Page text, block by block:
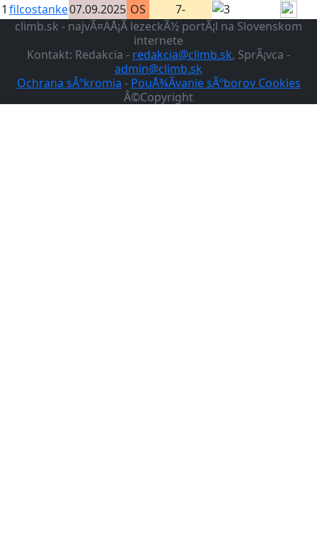
1 filcostanke07.09.2025 OS
7-
climb.sk - najvÃ¤ÄÅ¡Ã­ lezeckÃ½ portÃ¡l na Slovenskom
internete
Kontakt: Redakcia - redakcia@climb.sk, SprÃ¡vca -
admin@climb.sk
Ochrana sÃºkromia - PouÅ¾Ã­vanie sÃºborov Cookies
Â©Copyright